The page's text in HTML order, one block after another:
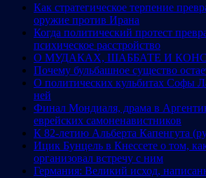
Как стратегическое терпение
оружие против Ирана
Когда политический протест
психическое расстройство
О МУДАКАХ, ШАББАТЕ И
Почему бульбашное существо
О политических кульбитах Софы
ней
Финал Мондиаля, драма в
еврейских самоненавистников
К 82-летию Альберта Капенгута
Ицик Бунцель в Кнессете о том,
организовал встречу с ним
Германия: Великий исход,